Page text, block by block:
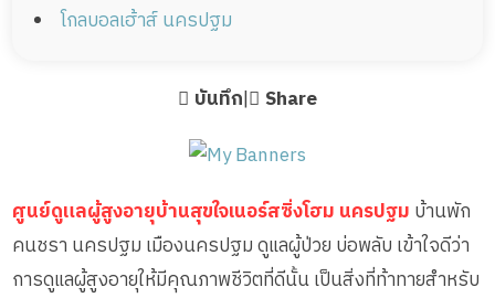
โกลบอลเฮ้าส์ นครปฐม
บันทึก| Share
ศูนย์ดูแลผู้สูงอายุบ้านสุขใจเนอร์สซิ่งโฮม นครปฐม บ้านพัก
คนชรา นครปฐม เมืองนครปฐม ดูแลผู้ป่วย บ่อพลับ เข้าใจดีว่า
การดูแลผู้สูงอายุให้มีคุณภาพชีวิตที่ดีนั้น เป็นสิ่งที่ท้าทายสำหรับ